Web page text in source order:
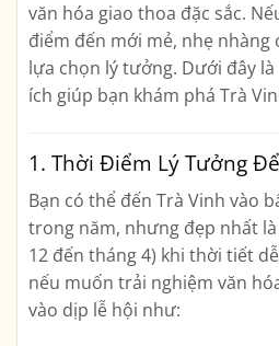
văn hóa giao thoa đặc sắc.
điểm đến mới mẻ, nhẹ nhàng
lựa chọn lý tưởng. Dưới đây
ích giúp bạn khám phá Trà
1. Thời Điểm Lý Tưởng
Bạn có thể đến Trà Vinh vào
trong năm, nhưng đẹp nhất
12 đến tháng 4) khi thời tiết
nếu muốn trải nghiệm văn
vào dịp lễ hội như: